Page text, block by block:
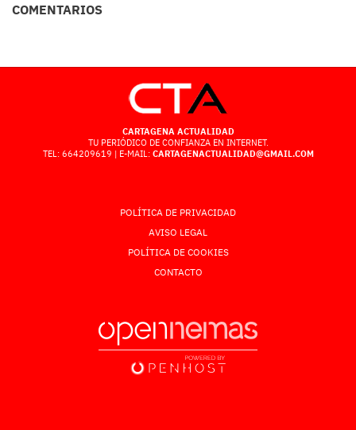
COMENTARIOS
CARTAGENA ACTUALIDAD
TU PERIÓDICO DE CONFIANZA EN INTERNET.
TEL: 664209619 | E-MAIL: CARTAGENACTUALIDAD@GMAIL.COM
POLÍTICA DE PRIVACIDAD
AVISO LEGAL
POLÍTICA DE COOKIES
CONTACTO